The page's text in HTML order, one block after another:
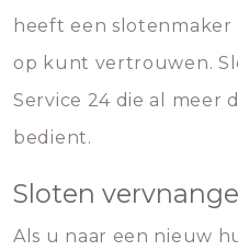
heeft een slotenmaker
op kunt vertrouwen.
Service 24 die al meer
bedient.
Sloten
Als u naar een nieuw